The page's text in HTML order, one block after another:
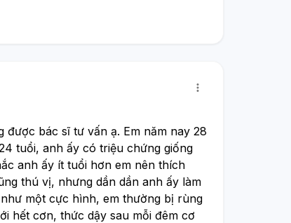
được bác sĩ tư vấn ạ. Em năm nay 28
tuổi, anh ấy có triệu chứng giống
anh ấy ít tuổi hơn em nên thích
thú vị, nhưng dần dần anh ấy làm
một cực hình, em thường bị rùng
hết cơn, thức dậy sau mỗi đêm cơ